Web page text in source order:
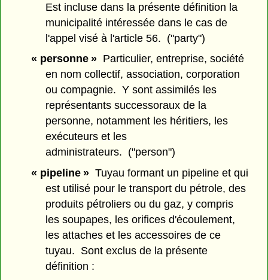
Est incluse dans la présente définition la
municipalité intéressée dans le cas de
l'appel visé à l'article 56. ("party")
« personne »Particulier, entreprise, société
en nom collectif, association, corporation
ou compagnie. Y sont assimilés les
représentants successoraux de la
personne, notamment les héritiers, les
exécuteurs et les
administrateurs. ("person")
« pipeline »Tuyau formant un pipeline et qui
est utilisé pour le transport du pétrole, des
produits pétroliers ou du gaz, y compris
les soupapes, les orifices d'écoulement,
les attaches et les accessoires de ce
tuyau. Sont exclus de la présente
définition :